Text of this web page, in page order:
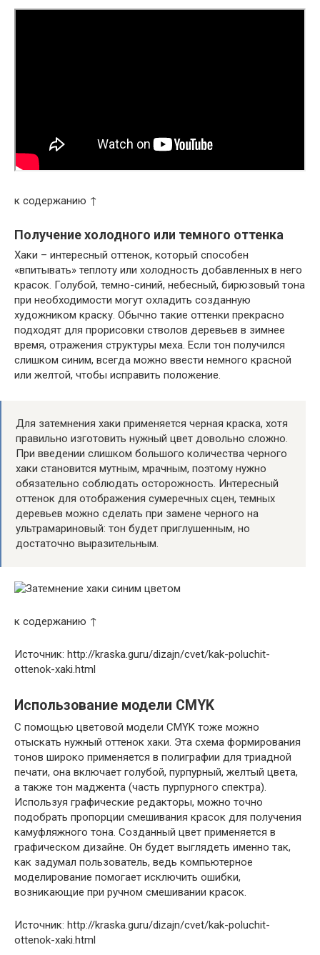
к содержанию ↑
Получение холодного или темного оттенка
Хаки – интересный оттенок, который способен
«впитывать» теплоту или холодность добавленных в него
красок. Голубой, темно-синий, небесный, бирюзовый тона
при необходимости могут охладить созданную
художником краску. Обычно такие оттенки прекрасно
подходят для прорисовки стволов деревьев в зимнее
время, отражения структуры меха. Если тон получился
слишком синим, всегда можно ввести немного красной
или желтой, чтобы исправить положение.
Для затемнения хаки применяется черная краска, хотя
правильно изготовить нужный цвет довольно сложно.
При введении слишком большого количества черного
хаки становится мутным, мрачным, поэтому нужно
обязательно соблюдать осторожность. Интересный
оттенок для отображения сумеречных сцен, темных
деревьев можно сделать при замене черного на
ультрамариновый: тон будет приглушенным, но
достаточно выразительным.
к содержанию ↑
Источник: http://kraska.guru/dizajn/cvet/kak-poluchit-
ottenok-xaki.html
Использование модели CMYK
С помощью цветовой модели CMYK тоже можно
отыскать нужный оттенок хаки. Эта схема формирования
тонов широко применяется в полиграфии для триадной
печати, она включает голубой, пурпурный, желтый цвета,
а также тон маджента (часть пурпурного спектра).
Используя графические редакторы, можно точно
подобрать пропорции смешивания красок для получения
камуфляжного тона. Созданный цвет применяется в
графическом дизайне. Он будет выглядеть именно так,
как задумал пользователь, ведь компьютерное
моделирование помогает исключить ошибки,
возникающие при ручном смешивании красок.
Источник: http://kraska.guru/dizajn/cvet/kak-poluchit-
ottenok-xaki.html